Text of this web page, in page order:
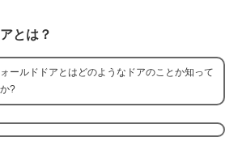
とは？
ールドドアとはどのようなドアのことか知って
?